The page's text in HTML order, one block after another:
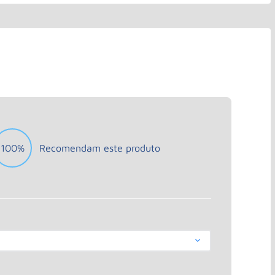
100% Recomendam este produto